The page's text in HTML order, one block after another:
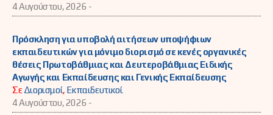
4 Αυγούστου, 2026 -
Πρόσκληση για υποβολή αιτήσεων υποψήφιων
εκπαιδευτικών για μόνιμο διορισμό σε κενές οργανικές
θέσεις Πρωτοβάθμιας και Δευτεροβάθμιας Ειδικής
Αγωγής και Εκπαίδευσης και Γενικής Εκπαίδευσης
ΣεΔιορισμοί, Εκπαιδευτικοί
4 Αυγούστου, 2026 -